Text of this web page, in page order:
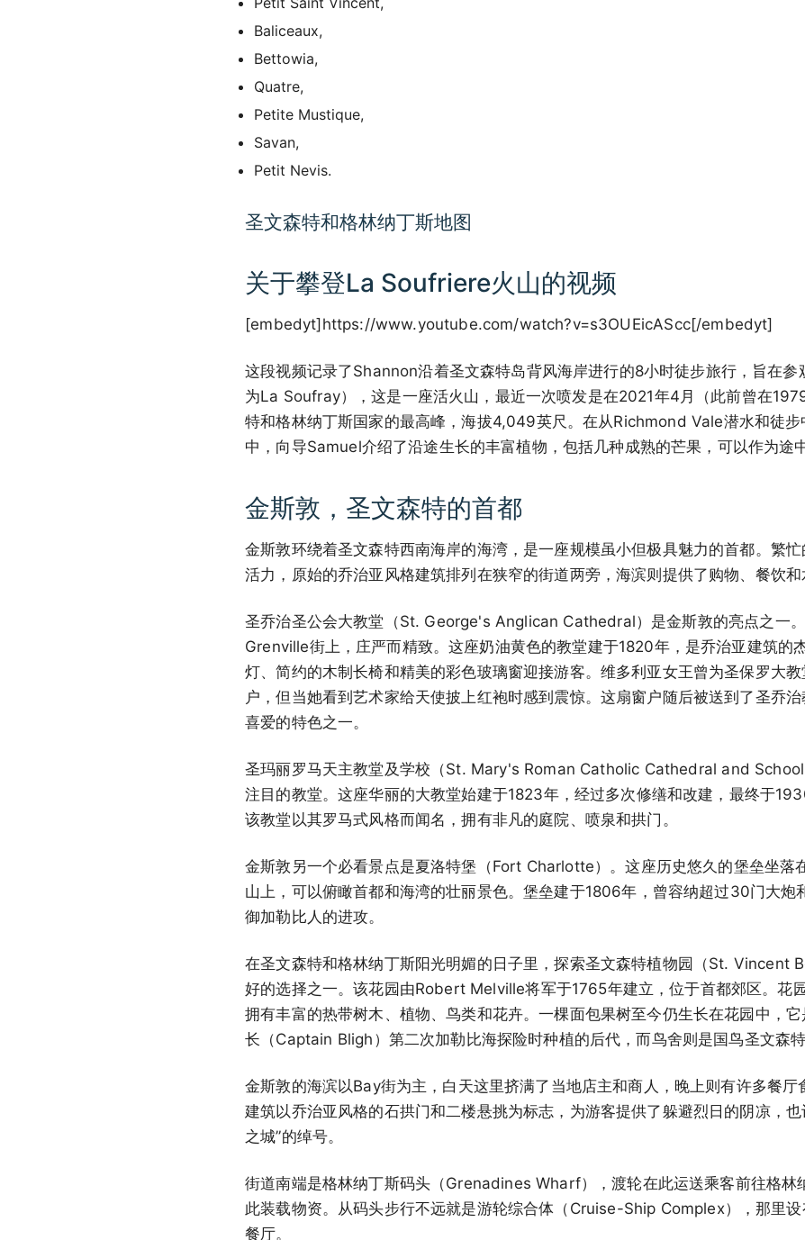
Baliceaux,
Bettowia,
Quatre,
Petite Mustique,
Savan,
Petit Nevis.
圣文森特和格林纳丁斯地图
关于攀登La Soufriere火山的视频
[embedyt]https://www.youtube.com/watch?v=s3OUEicAScc[/embedyt]
这段视频记录了Shannon沿着圣文森特岛背风海岸进行的8小时徒步旅行，旨在
为La Soufray），这是一座活火山，最近一次喷发是在2021年4月（此前曾在
特和格林纳丁斯国家的最高峰，海拔4,049英尺。在从Richmond Vale潜水和徒步
中，向导Samuel介绍了沿途生长的丰富植物，包括几种成熟的芒果，可以作为途
金斯敦，圣文森特的首都
金斯敦环绕着圣文森特西南海岸的海湾，是一座规模虽小但极具魅力的首都。繁
活力，原始的乔治亚风格建筑排列在狭窄的街道两旁，海滨则提供了购物、餐饮和
圣乔治圣公会大教堂（St. George's Anglican Cathedral）是金斯敦的亮点之一
Grenville街上，庄严而精致。这座奶油黄色的教堂建于1820年，是乔治亚建筑的
灯、简约的木制长椅和精美的彩色玻璃窗迎接游客。维多利亚女王曾为圣保罗大
户，但当她看到艺术家给天使披上红袍时感到震惊。这扇窗户随后被送到了圣乔
喜爱的特色之一。
圣玛丽罗马天主教堂及学校（St. Mary's Roman Catholic Cathedral and School
注目的教堂。这座华丽的大教堂始建于1823年，经过多次修缮和改建，最终于
该教堂以其罗马式风格而闻名，拥有非凡的庭院、喷泉和拱门。
金斯敦另一个必看景点是夏洛特堡（Fort Charlotte）。这座历史悠久的堡垒坐落
山上，可以俯瞰首都和海湾的壮丽景色。堡垒建于1806年，曾容纳超过30门大
御加勒比人的进攻。
在圣文森特和格林纳丁斯阳光明媚的日子里，探索圣文森特植物园（St. Vincent
好的选择之一。该花园由Robert Melville将军于1765年建立，位于首都郊区。花
拥有丰富的热带树木、植物、鸟类和花卉。一棵面包果树至今仍生长在花园中，
长（Captain Bligh）第二次加勒比海探险时种植的后代，而鸟舍则是国鸟圣文森特
金斯敦的海滨以Bay街为主，白天这里挤满了当地店主和商人，晚上则有许多餐厅
建筑以乔治亚风格的石拱门和二楼悬挑为标志，为游客提供了躲避烈日的阴凉，也
之城”的绰号。
街道南端是格林纳丁斯码头（Grenadines Wharf），渡轮在此运送乘客前往格林
此装载物资。从码头步行不远就是游轮综合体（Cruise-Ship Complex），那里
餐厅。